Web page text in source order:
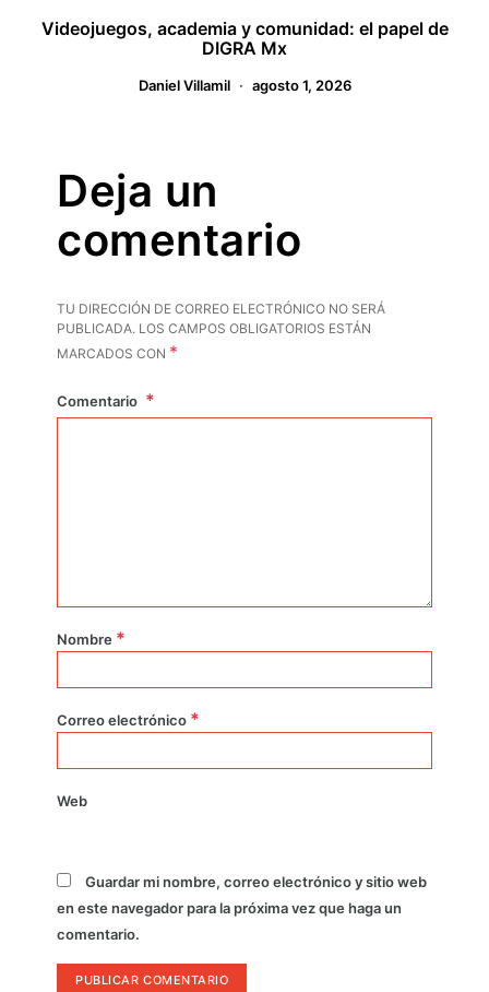
Videojuegos, academia y comunidad: el papel de
DIGRA Mx
Daniel Villamil agosto 1, 2026
Deja un
comentario
TU DIRECCIÓN DE CORREO ELECTRÓNICO NO SERÁ
PUBLICADA. LOS CAMPOS OBLIGATORIOS ESTÁN
MARCADOS CON *
Comentario
Nombre *
Correo electrónico *
Web
Guardar mi nombre, correo electrónico y sitio web
en este navegador para la próxima vez que haga un
comentario.